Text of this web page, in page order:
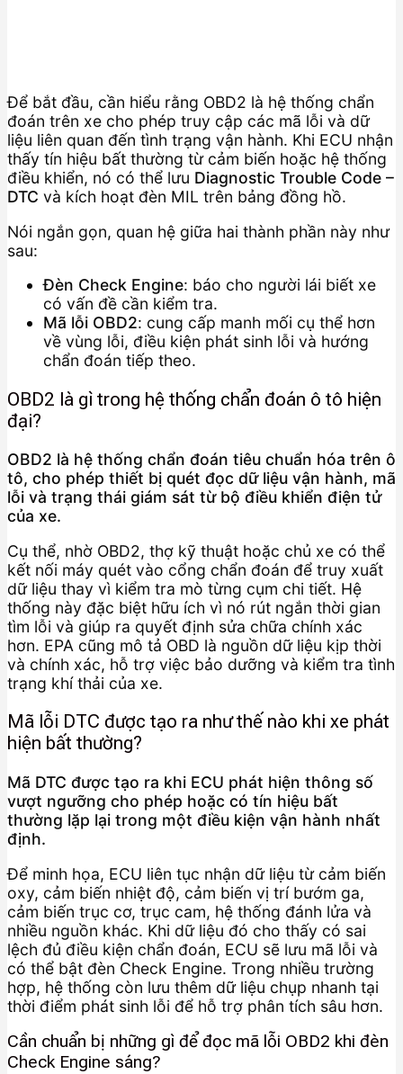
Để bắt đầu, cần hiểu rằng OBD2 là hệ thống chẩn
đoán trên xe cho phép truy cập các mã lỗi và dữ
liệu liên quan đến tình trạng vận hành. Khi ECU nhận
thấy tín hiệu bất thường từ cảm biến hoặc hệ thống
điều khiển, nó có thể lưu Diagnostic Trouble Code –
DTC và kích hoạt đèn MIL trên bảng đồng hồ.
Nói ngắn gọn, quan hệ giữa hai thành phần này như
sau:
Đèn Check Engine: báo cho người lái biết xe
có vấn đề cần kiểm tra.
Mã lỗi OBD2: cung cấp manh mối cụ thể hơn
về vùng lỗi, điều kiện phát sinh lỗi và hướng
chẩn đoán tiếp theo.
OBD2 là gì trong hệ thống chẩn đoán ô tô hiện
đại?
OBD2 là hệ thống chẩn đoán tiêu chuẩn hóa trên ô
tô, cho phép thiết bị quét đọc dữ liệu vận hành, mã
lỗi và trạng thái giám sát từ bộ điều khiển điện tử
của xe.
Cụ thể, nhờ OBD2, thợ kỹ thuật hoặc chủ xe có thể
kết nối máy quét vào cổng chẩn đoán để truy xuất
dữ liệu thay vì kiểm tra mò từng cụm chi tiết. Hệ
thống này đặc biệt hữu ích vì nó rút ngắn thời gian
tìm lỗi và giúp ra quyết định sửa chữa chính xác
hơn. EPA cũng mô tả OBD là nguồn dữ liệu kịp thời
và chính xác, hỗ trợ việc bảo dưỡng và kiểm tra tình
trạng khí thải của xe.
Mã lỗi DTC được tạo ra như thế nào khi xe phát
hiện bất thường?
Mã DTC được tạo ra khi ECU phát hiện thông số
vượt ngưỡng cho phép hoặc có tín hiệu bất
thường lặp lại trong một điều kiện vận hành nhất
định.
Để minh họa, ECU liên tục nhận dữ liệu từ cảm biến
oxy, cảm biến nhiệt độ, cảm biến vị trí bướm ga,
cảm biến trục cơ, trục cam, hệ thống đánh lửa và
nhiều nguồn khác. Khi dữ liệu đó cho thấy có sai
lệch đủ điều kiện chẩn đoán, ECU sẽ lưu mã lỗi và
có thể bật đèn Check Engine. Trong nhiều trường
hợp, hệ thống còn lưu thêm dữ liệu chụp nhanh tại
thời điểm phát sinh lỗi để hỗ trợ phân tích sâu hơn.
Cần chuẩn bị những gì để đọc mã lỗi OBD2 khi đèn
Check Engine sáng?